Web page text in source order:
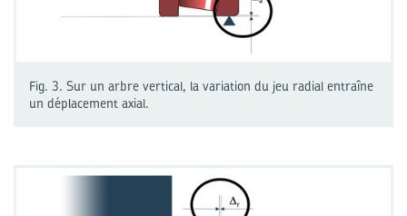
Fig. 3. Sur un arbre vertical, la variation du jeu radial entraîne
un déplacement axial.